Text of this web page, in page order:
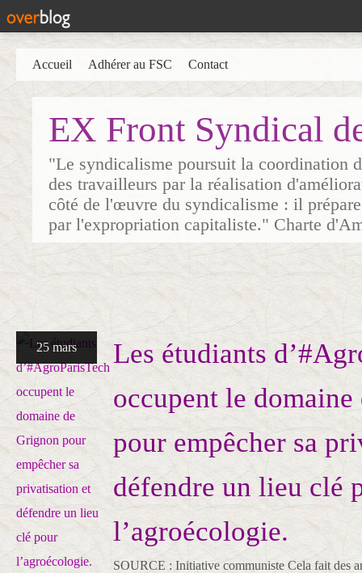
EX Front Syndical
"Le syndicalisme poursuit la coordination
des travailleurs par la réalisation
côté de l'œuvre du syndicalisme : il
par l'expropriation capitaliste." Charte
Accueil Adhérer au FSC Contact
25 mars
Les étudiants
occupent le
pour empêcher sa
défendre un lieu clé
l’agroécologie.
SOURCE : Initiative communiste Cela fait des